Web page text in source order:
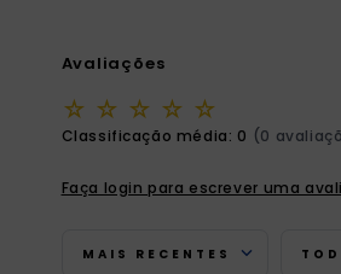
Avaliações
☆ ☆ ☆ ☆ ☆
Classificação média: 0 (0
Faça login para escrever uma
MAIS RECENTES